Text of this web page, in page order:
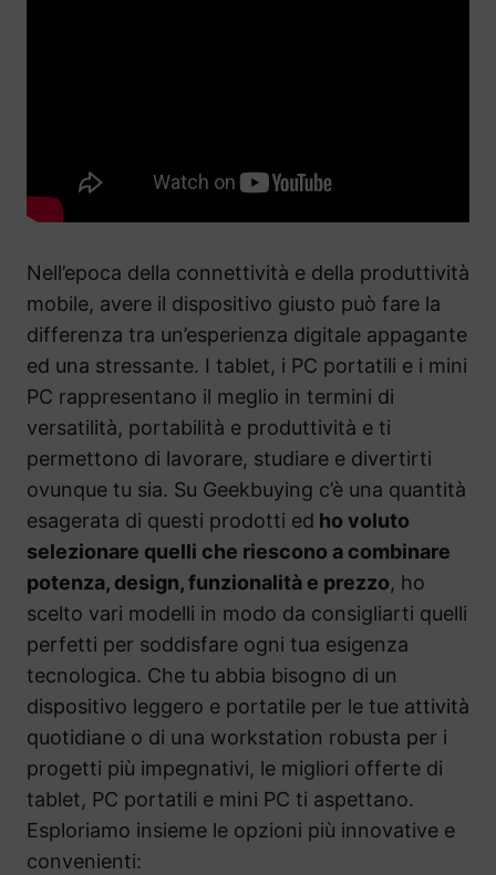
Nell’epoca della connettività e della produttività
mobile, avere il dispositivo giusto può fare la
differenza tra un’esperienza digitale appagante
ed una stressante. I tablet, i PC portatili e i mini
PC rappresentano il meglio in termini di
versatilità, portabilità e produttività e ti
permettono di lavorare, studiare e divertirti
ovunque tu sia. Su Geekbuying c’è una quantità
esagerata di questi prodotti ed ho voluto
selezionare quelli che riescono a combinare
potenza, design, funzionalità e prezzo, ho
scelto vari modelli in modo da consigliarti quelli
perfetti per soddisfare ogni tua esigenza
tecnologica. Che tu abbia bisogno di un
dispositivo leggero e portatile per le tue attività
quotidiane o di una workstation robusta per i
progetti più impegnativi, le migliori offerte di
tablet, PC portatili e mini PC ti aspettano.
Esploriamo insieme le opzioni più innovative e
convenienti: